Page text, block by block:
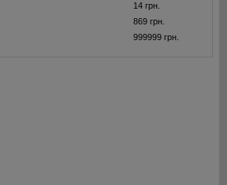
14 грн.
869 грн.
999999 грн.